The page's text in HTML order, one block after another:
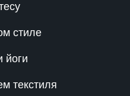
стиле
йоги
текстиля